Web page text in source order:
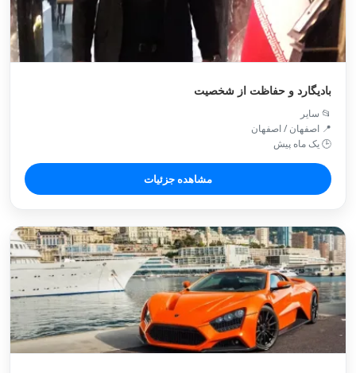
بادیگارد و حفاظت از شخصیت
📂 سایر
📍 اصفهان / اصفهان
🕒 یک ماه پیش
مشاهده جزئیات